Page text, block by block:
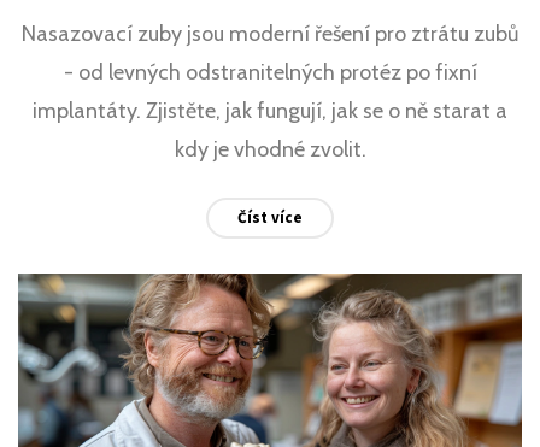
Nasazovací zuby jsou moderní řešení pro ztrátu zubů
- od levných odstranitelných protéz po fixní
implantáty. Zjistěte, jak fungují, jak se o ně starat a
kdy je vhodné zvolit.
Číst více